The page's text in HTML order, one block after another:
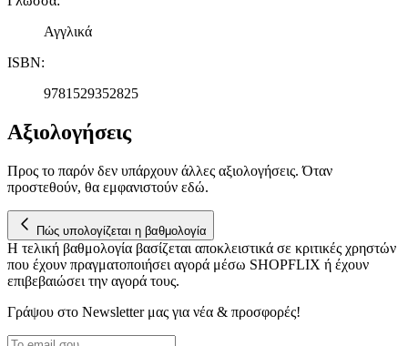
αναλύουμε την κυκλοφορία μας. Εμείς και οι 1022 συνεργάτες
διεύθυνση IP σας, χρησιμοποιώντας τεχνολογία όπως cookies
για να αποθηκεύουμε και να έχουμε πρόσβαση σε πληροφορίες
διαφημίσεων και περιεχομένου, τις μετρήσεις σχετικά με
διαφημίσεις και περιεχόμενο, την καλύτερη εικόνα του κοινού
πληροφορίες σχετικά με την από μέρους σας χρήση της
τοποθεσίας μας στους συνεργάτες μέσων κοινωνικής
δικτύωσης, διαφημίσεων και ανάλυσης.
Αγγλικά
ISBN:
9781529352825
Αξιολογήσεις
Προς το παρόν δεν υπάρχουν άλλες αξιολογήσεις. Όταν
προστεθούν, θα εμφανιστούν εδώ.
Πώς υπολογίζεται η βαθμολογία
Η τελική βαθμολογία βασίζεται αποκλειστικά σε κριτικές χρηστών
που έχουν πραγματοποιήσει αγορά μέσω SHOPFLIX ή έχουν
επιβεβαιώσει την αγορά τους.
Γράψου στο Νewsletter μας για νέα & προσφορές!